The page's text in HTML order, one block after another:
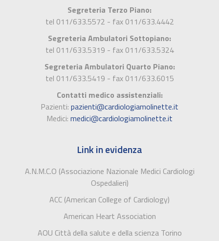
Segreteria Terzo Piano:
tel 011/633.5572 - fax 011/633.4442
Segreteria Ambulatori Sottopiano:
tel 011/633.5319 - fax 011/633.5324
Segreteria Ambulatori Quarto Piano:
tel 011/633.5419 - fax 011/633.6015
Contatti medico assistenziali:
Pazienti: pazienti@cardiologiamolinette.it
Medici: medici@cardiologiamolinette.it
Link in evidenza
A.N.M.C.O (Associazione Nazionale Medici Cardiologi
Ospedalieri)
ACC (American College of Cardiology)
American Heart Association
AOU Città della salute e della scienza Torino